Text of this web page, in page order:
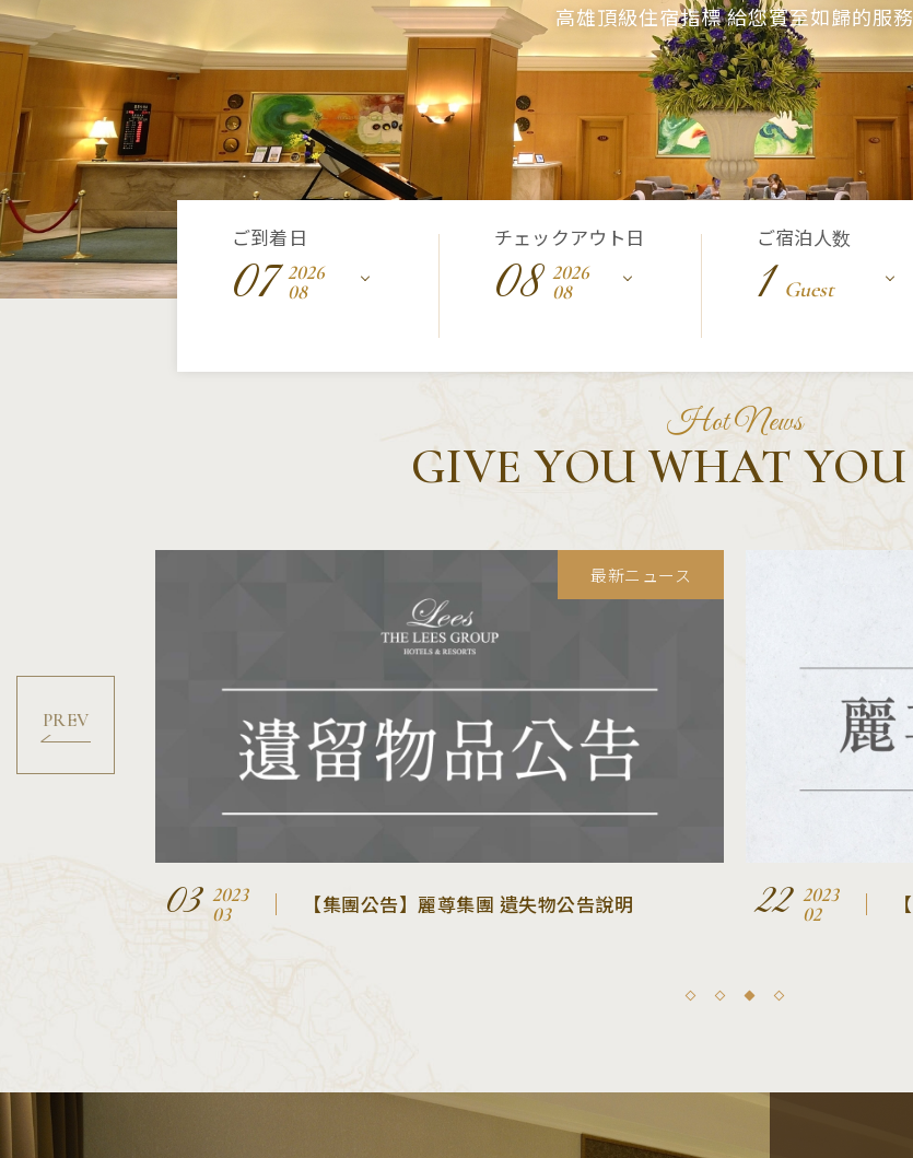
高雄頂級住宿指標 給您賓至如歸的服務
ご到着日
07 2026
08
チェックアウト日
08 2026
08
ご宿泊人数
1 Guest
Hot News
GIVE YOU WHAT
最新ニュース
03 2023
03
【集團公告】麗尊集團 遺失物公告說明 22 2023
02